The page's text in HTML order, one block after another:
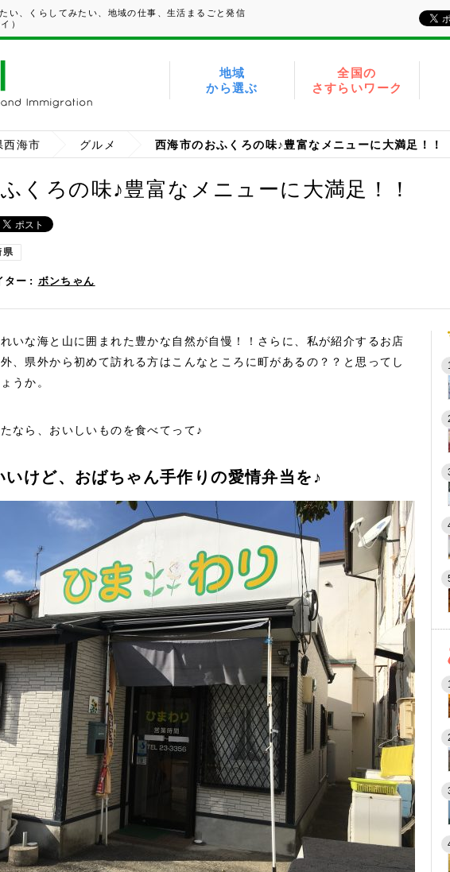
い、くらしてみたい、地域の仕事、生活まるごと発信
）
地域
から選ぶ
全国の
さすらいワーク
西海市 グルメ 西海市のおふくろの味♪豊富なメニューに大満足！！
くろの味♪豊富なメニューに大満足！！
県
ター ボンちゃん
いな海と山に囲まれた豊かな自然が自慢！！さらに、私が紹介するお店
、県外から初めて訪れる方はこんなところに町があるの？？と思ってし
うか。
なら、おいしいものを食べてって♪
いけど、おばちゃん手作りの愛情弁当を♪